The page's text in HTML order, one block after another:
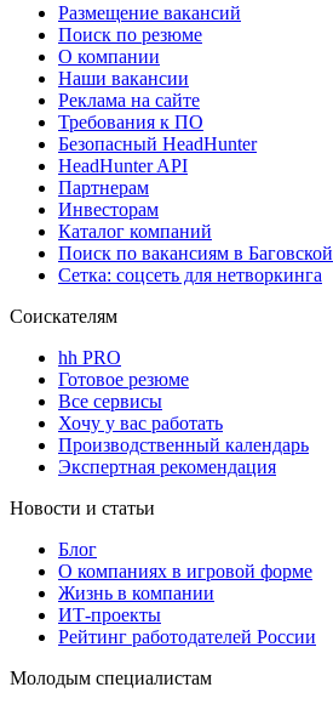
Размещение вакансий
Поиск по резюме
О компании
Наши вакансии
Реклама на сайте
Требования к ПО
Безопасный HeadHunter
HeadHunter API
Партнерам
Инвесторам
Каталог компаний
Поиск по вакансиям в Баговской
Сетка: соцсеть для нетворкинга
Соискателям
hh PRO
Готовое резюме
Все сервисы
Хочу у вас работать
Производственный календарь
Экспертная рекомендация
Новости и статьи
Блог
О компаниях в игровой форме
Жизнь в компании
ИТ-проекты
Рейтинг работодателей России
Молодым специалистам